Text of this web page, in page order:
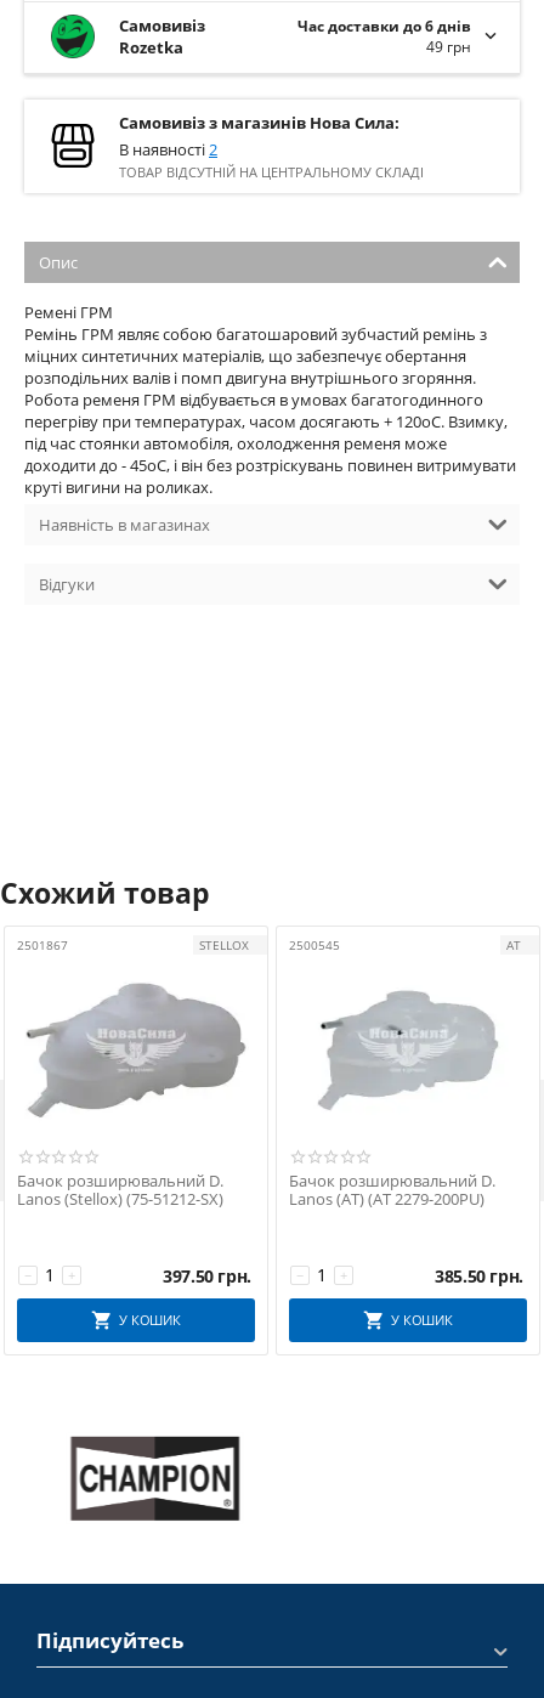
Самовивіз
Rozetka
Час доставки до 6 днів
49 грн
Самовивіз з магазинів Нова Сила:
В наявності2
ТОВАР ВІДСУТНІЙ НА ЦЕНТРАЛЬНОМУ СКЛАДІ
Опис
Ремені ГРМ
Ремінь ГРМ являє собою багатошаровий зубчастий ремінь з
міцних синтетичних матеріалів, що забезпечує обертання
розподільних валів і помп двигуна внутрішнього згоряння.
Робота ременя ГРМ відбувається в умовах багатогодинного
перегріву при температурах, часом досягають + 120оС. Взимку,
під час стоянки автомобіля, охолодження ременя може
доходити до - 45оС, і він без розтріскувань повинен витримувати
круті вигини на роликах.
Наявність в магазинах
Відгуки
Схожий товар
2501867 STELLOX
Бачок розширювальний D.
Lanos (Stellox) (75-51212-SX)
+
− 397.50 грн.
У КОШИК
2500545 АТ
Бачок розширювальний D.
Lanos (АТ) (AT 2279-200PU)
+
− 385.50 грн.
У КОШИК
Підписуйтесь